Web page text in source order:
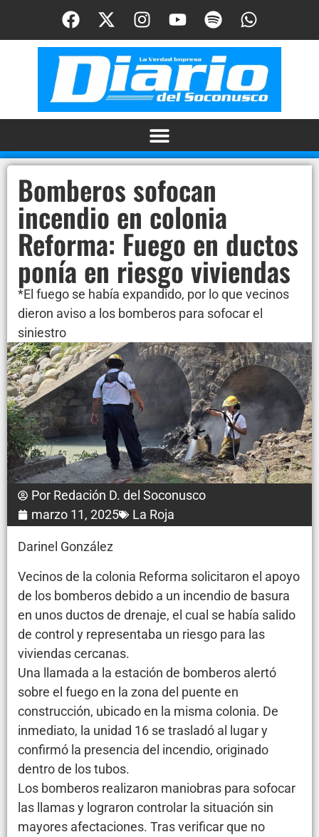
Bomberos sofocan
incendio en colonia
Reforma: Fuego en ductos
ponía en riesgo viviendas
*El fuego se había expandido, por lo que vecinos
dieron aviso a los bomberos para sofocar el
siniestro
Por Redación D. del Soconusco
marzo 11, 2025
La Roja
Darinel González
Vecinos de la colonia Reforma solicitaron el apoyo
de los bomberos debido a un incendio de basura
en unos ductos de drenaje, el cual se había salido
de control y representaba un riesgo para las
viviendas cercanas.
Una llamada a la estación de bomberos alertó
sobre el fuego en la zona del puente en
construcción, ubicado en la misma colonia. De
inmediato, la unidad 16 se trasladó al lugar y
confirmó la presencia del incendio, originado
dentro de los tubos.
Los bomberos realizaron maniobras para sofocar
las llamas y lograron controlar la situación sin
mayores afectaciones. Tras verificar que no